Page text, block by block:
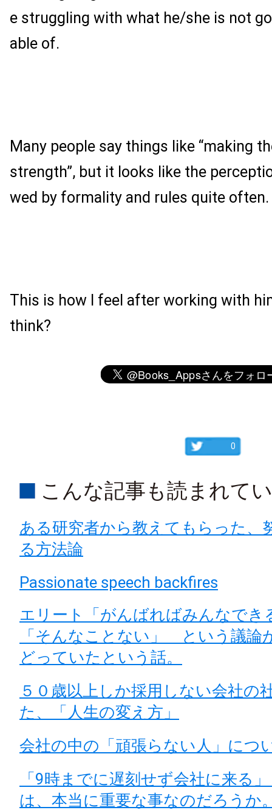
e struggling with what he/she is not
able of.
Many people say things like “making
strength”, but it looks like the
wed by formality and rules quite often.
This is how I feel after working with
think?
0
こんな記事も読まれて
ある研究者から教えてもらった、
る方法論
Passionate speech backfires
エリート「がんばればみんなで
「そんなことない」 という議論
どっていたという話。
５０歳以上しか採用しない会社の
た、「人生の変え方」
会社の中の「頑張らない人」につ
「9時までに遅刻せず会社に来る
は、本当に重要な事なのだろうか